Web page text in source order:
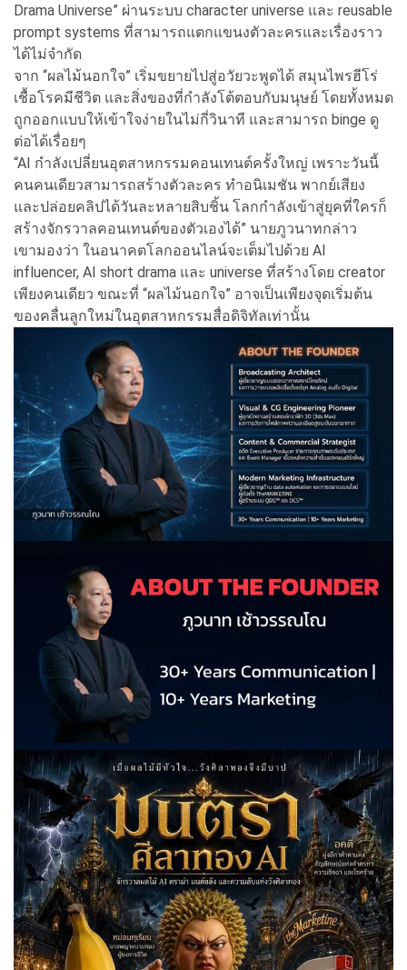
Drama Universe” ผ่านระบบ character universe และ reusable
prompt systems ที่สามารถแตกแขนงตัวละครและเรื่องราว
ได้ไม่จำกัด
จาก “ผลไม้นอกใจ” เริ่มขยายไปสู่อวัยวะพูดได้ สมุนไพรฮีโร่
เชื้อโรคมีชีวิต และสิ่งของที่กำลังโต้ตอบกับมนุษย์ โดยทั้งหมด
ถูกออกแบบให้เข้าใจง่ายในไม่กี่วินาที และสามารถ binge ดู
ต่อได้เรื่อยๆ
“AI กำลังเปลี่ยนอุตสาหกรรมคอนเทนต์ครั้งใหญ่ เพราะวันนี้
คนคนเดียวสามารถสร้างตัวละคร ทำอนิเมชัน พากย์เสียง
และปล่อยคลิปได้วันละหลายสิบชิ้น โลกกำลังเข้าสู่ยุคที่ใครก็
สร้างจักรวาลคอนเทนต์ของตัวเองได้” นายภูวนาทกล่าว
เขามองว่า ในอนาคตโลกออนไลน์จะเต็มไปด้วย AI
influencer, AI short drama และ universe ที่สร้างโดย creator
เพียงคนเดียว ขณะที่ “ผลไม้นอกใจ” อาจเป็นเพียงจุดเริ่มต้น
ของคลื่นลูกใหม่ในอุตสาหกรรมสื่อดิจิทัลเท่านั้น